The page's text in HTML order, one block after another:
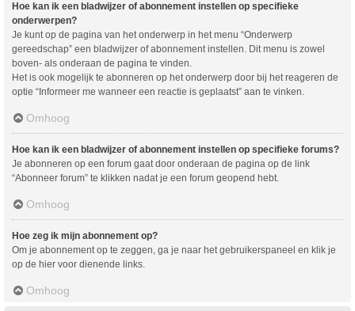
Hoe kan ik een bladwijzer of abonnement instellen op specifieke
onderwerpen?
Je kunt op de pagina van het onderwerp in het menu “Onderwerp
gereedschap” een bladwijzer of abonnement instellen. Dit menu is zowel
boven- als onderaan de pagina te vinden.
Het is ook mogelijk te abonneren op het onderwerp door bij het reageren de
optie “Informeer me wanneer een reactie is geplaatst” aan te vinken.
Omhoog
Hoe kan ik een bladwijzer of abonnement instellen op specifieke forums?
Je abonneren op een forum gaat door onderaan de pagina op de link
“Abonneer forum” te klikken nadat je een forum geopend hebt.
Omhoog
Hoe zeg ik mijn abonnement op?
Om je abonnement op te zeggen, ga je naar het gebruikerspaneel en klik je
op de hier voor dienende links.
Omhoog